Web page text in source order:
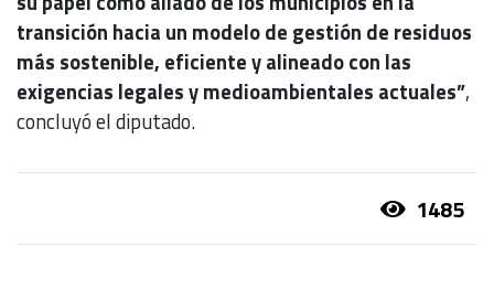
transición hacia un modelo de gestión de residuos
más sostenible, eficiente y alineado con las
exigencias legales y medioambientales actuales”,
concluyó el diputado.
1485